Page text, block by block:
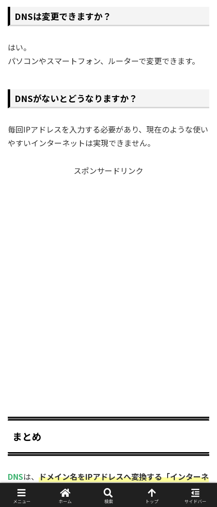
DNSは変更できますか？
はい。
パソコンやスマートフォン、ルーターで変更できます。
DNSがないとどうなりますか？
毎回IPアドレスを入力する必要があり、現在のような使い
やすいインターネットは実現できません。
スポンサードリンク
まとめ
DNSは、 ドメイン名をIPアドレスへ変換する「インターネ
ットの電話帳」のような仕組み
普段は意識することはありませんが、Webサイトを開く
メニュー ホーム 検索 トップ サイドバー